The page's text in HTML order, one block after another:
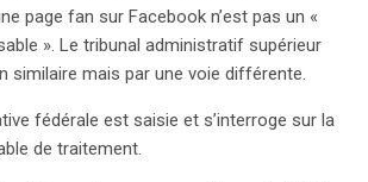
page fan sur Facebook n’est pas un «
». Le tribunal administratif supérieur
similaire mais par une voie différente.
fédérale est saisie et s’interroge sur la
de traitement.